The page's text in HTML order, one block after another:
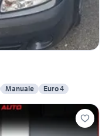
Manuale Euro 4